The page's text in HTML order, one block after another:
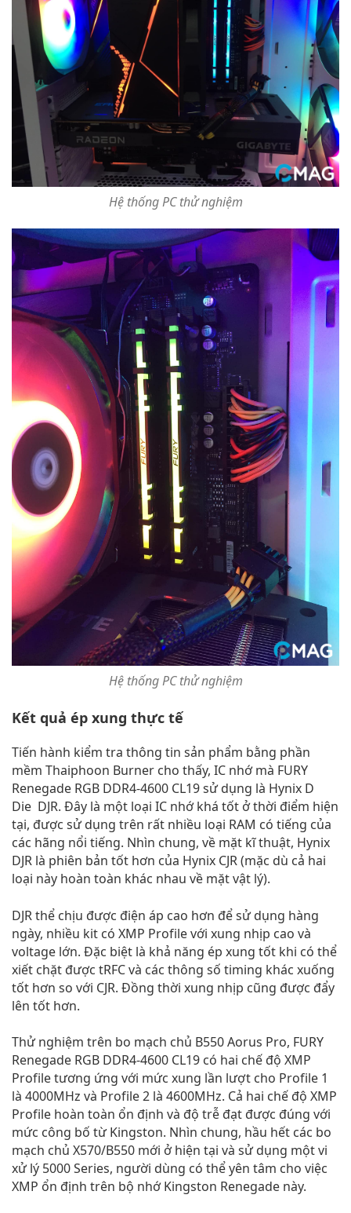
Hệ thống PC thử nghiệm
Hệ thống PC thử nghiệm
Kết quả ép xung thực tế
Tiến hành kiểm tra thông tin sản phẩm bằng phần
mềm Thaiphoon Burner cho thấy, IC nhớ mà FURY
Renegade RGB DDR4-4600 CL19 sử dụng là Hynix D
Die DJR. Đây là một loại IC nhớ khá tốt ở thời điểm hiện
tại, được sử dụng trên rất nhiều loại RAM có tiếng của
các hãng nổi tiếng. Nhìn chung, về mặt kĩ thuật, Hynix
DJR là phiên bản tốt hơn của Hynix CJR (mặc dù cả hai
loại này hoàn toàn khác nhau về mặt vật lý).
DJR thể chịu được điện áp cao hơn để sử dụng hàng
ngày, nhiều kit có XMP Profile với xung nhịp cao và
voltage lớn. Đặc biệt là khả năng ép xung tốt khi có thể
xiết chặt được tRFC và các thông số timing khác xuống
tốt hơn so với CJR. Đồng thời xung nhịp cũng được đẩy
lên tốt hơn.
Thử nghiệm trên bo mạch chủ B550 Aorus Pro, FURY
Renegade RGB DDR4-4600 CL19 có hai chế độ XMP
Profile tương ứng với mức xung lần lượt cho Profile 1
là 4000MHz và Profile 2 là 4600MHz. Cả hai chế độ XMP
Profile hoàn toàn ổn định và độ trễ đạt được đúng với
mức công bố từ Kingston. Nhìn chung, hầu hết các bo
mạch chủ X570/B550 mới ở hiện tại và sử dụng một vi
xử lý 5000 Series, người dùng có thể yên tâm cho việc
XMP ổn định trên bộ nhớ Kingston Renegade này.